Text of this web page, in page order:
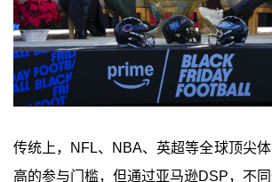
传统上，NFL、NBA、英超等全球顶尖
高的参与门槛，但通过亚马逊DSP，不